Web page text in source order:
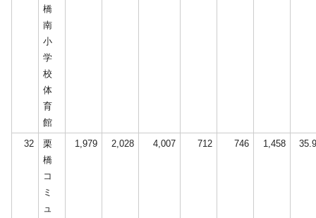
橋
南
小
学
校
体
育
館
32
栗
橋
コ
ミ
ュ
1,979 2,028 4,007 712 746 1,458